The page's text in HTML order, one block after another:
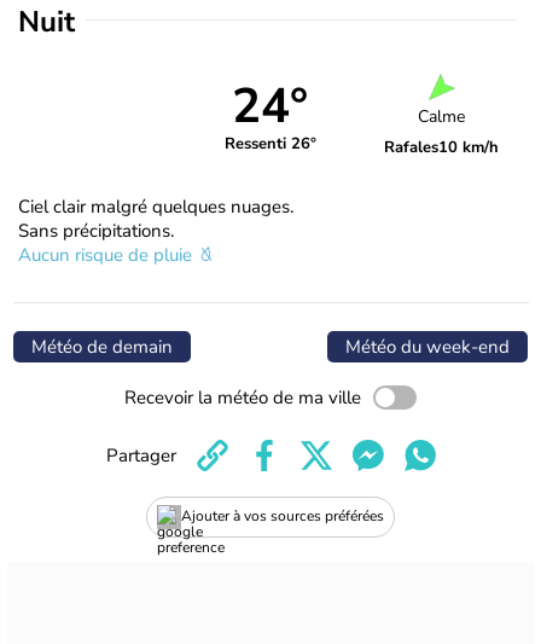
Nuit
24°
Ressenti 26°
Calme
Rafales10 km/h
Ciel clair malgré quelques nuages.
Sans précipitations.
Aucun risque de pluie
Météo de demain Météo du week-end
Recevoir la météo de ma ville
Ajouter à vos sources préférées
Partager